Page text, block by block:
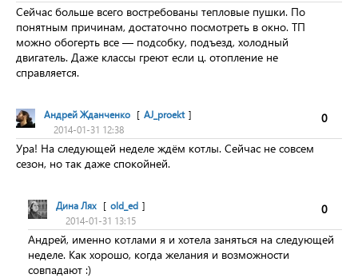
Сейчас больше всего востребованы тепловые пушки. По
понятным причинам, достаточно посмотреть в окно. ТП
можно обогерть все — подсобку, подъезд, холодный
двигатель. Даже классы греют если ц. отопление не
справляется.
0
Андрей Жданченко [ AJ_proekt ]
2014-01-31 12:38
Ура! На следующей неделе ждём котлы. Сейчас не совсем
сезон, но так даже спокойней.
0
Дина Лях [ old_ed ]
2014-01-31 13:15
Андрей, именно котлами я и хотела заняться на следующей
неделе. Как хорошо, когда желания и возможности
совпадают :)